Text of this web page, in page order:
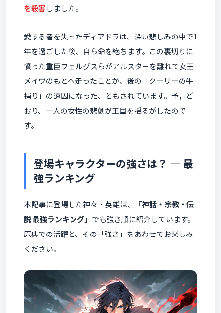
を殺害しました。
愛する者を失ったディアドラは、深い悲しみの中で1
年を過ごした後、自ら命を絶ちます。この裏切りに
憤った重臣フェルグスらがアルスターを離れて女王
メイヴのもとへ走ったことが、後の「クーリーの牛
捕り」の遠因になった、ともされています。予言ど
おり、一人の女性の悲劇が王国を揺るがしたので
す。
登場キャラクターの強さは？ ― 最
強ランキング
本記事に登場した神々・英雄は、
「神話・宗教・伝
説 最強ランキング」 でも強さ順に紹介しています。
原典での活躍と、その「強さ」をあわせてお楽しみ
ください。